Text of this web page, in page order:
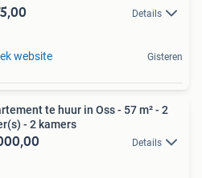
Details
website Gisteren
te huur in Oss - 57 m² - 2
- 2 kamers
Details